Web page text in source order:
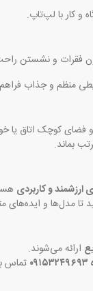
و کار با لپ‌تاپ.
فقرات و نشستن
منظم و جذاب
کوچک اتاق یا
بماند.
ارزشمند و کاربردی
تا مدل‌ها و ایده‌های
ارائه می‌شوند.
تماس